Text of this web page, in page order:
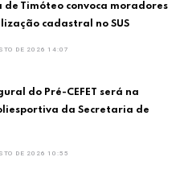
de Timóteo convoca moradores
cadastral no SUS
DE 2026 14:07
do Pré-CEFET será na
da Secretaria de
DE 2026 10:55